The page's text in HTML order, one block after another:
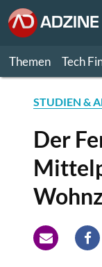
Themen Tech
STUDIEN &
Der